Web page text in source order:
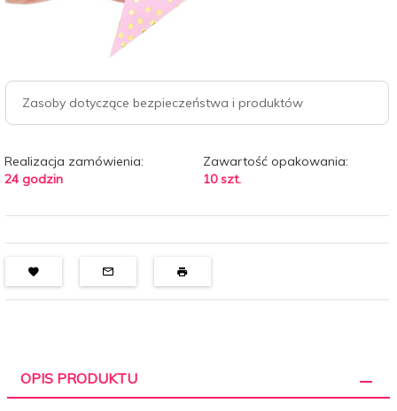
Zasoby dotyczące bezpieczeństwa i produktów
Realizacja zamówienia:
24 godzin
Zawartość opakowania:
10 szt.
OPIS PRODUKTU